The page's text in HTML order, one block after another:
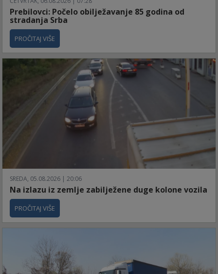
Prebilovci: Počelo obilježavanje 85 godina od
stradanja Srba
PROČITAJ VIŠE
SREDA, 05.08.2026 | 20:06
Na izlazu iz zemlje zabilježene duge kolone vozila
PROČITAJ VIŠE